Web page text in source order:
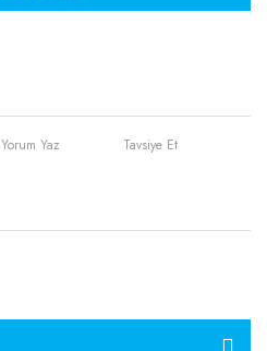
Yorum Yaz Tavsiye Et